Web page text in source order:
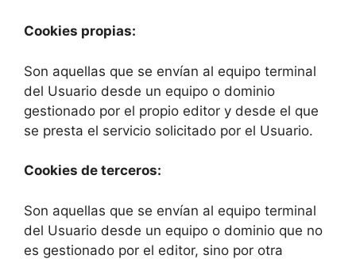
Cookies propias:
Son aquellas que se envían al equipo terminal
del Usuario desde un equipo o dominio
gestionado por el propio editor y desde el que
se presta el servicio solicitado por el Usuario.
Cookies de terceros:
Son aquellas que se envían al equipo terminal
del Usuario desde un equipo o dominio que no
es gestionado por el editor, sino por otra